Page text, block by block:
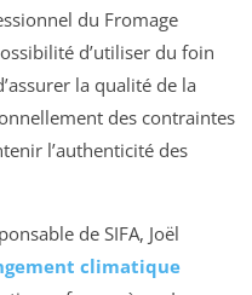
du Fromage
d’utiliser du foin
la qualité de la
des contraintes
l’authenticité des
de SIFA, Joël
climatique